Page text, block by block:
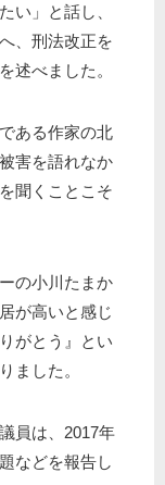
い」と話し、
、刑法改正を
述べました。
ある作家の北
害を語れなか
聞くことこそ
の小川たまか
が高いと感じ
がとう』とい
ました。
員は、2017年
などを報告し